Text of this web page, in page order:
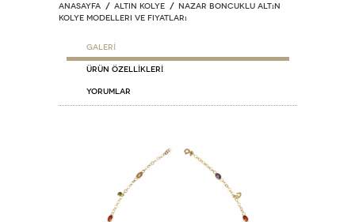
Anasayfa ALTIN KOLYE
Nazar Boncuklu Altın
Kolye Modelleri ve Fiyatları
GALERİ
ÜRÜN ÖZELLİKLERİ
Yorumlar